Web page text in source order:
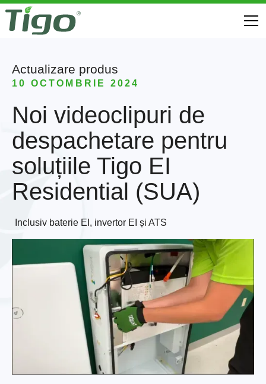
Actualizare produs
10 OCTOMBRIE 2024
Noi videoclipuri de
despachetare pentru
soluțiile Tigo EI
Residential (SUA)
Inclusiv baterie EI, invertor EI și ATS